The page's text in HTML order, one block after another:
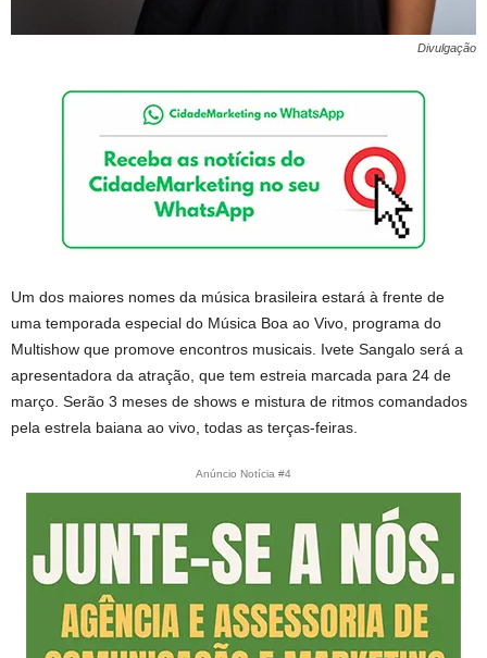
Divulgação
Um dos maiores nomes da música brasileira estará à frente de
uma temporada especial do Música Boa ao Vivo, programa do
Multishow que promove encontros musicais. Ivete Sangalo será a
apresentadora da atração, que tem estreia marcada para 24 de
março. Serão 3 meses de shows e mistura de ritmos comandados
pela estrela baiana ao vivo, todas as terças-feiras.
Anúncio Notícia #4